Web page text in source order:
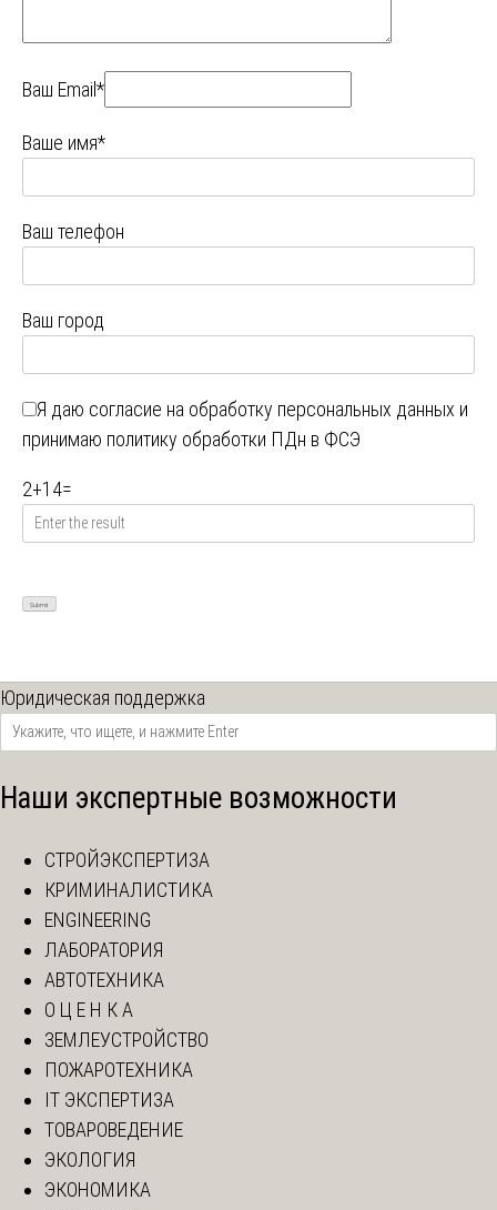
Ваш Email*
Ваше имя*
Ваш телефон
Ваш город
Я даю согласие на обработку персональных данных и
принимаю политику обработки ПДн в ФСЭ
2+14=
Юридическая поддержка
Наши экспертные возможности
СТРОЙЭКСПЕРТИЗА
КРИМИНАЛИСТИКА
ENGINEERING
ЛАБОРАТОРИЯ
АВТОТЕХНИКА
О Ц Е Н К А
ЗЕМЛЕУСТРОЙСТВО
ПОЖАРОТЕХНИКА
IT ЭКСПЕРТИЗА
ТОВАРОВЕДЕНИЕ
ЭКОЛОГИЯ
ЭКОНОМИКА